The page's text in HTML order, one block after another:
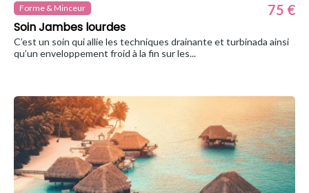
Forme & Minceur
Soin Jambes lourdes
75 €
C’est un soin qui allie les techniques drainante et turbinada ainsi
qu’un enveloppement froid à la fin sur les...